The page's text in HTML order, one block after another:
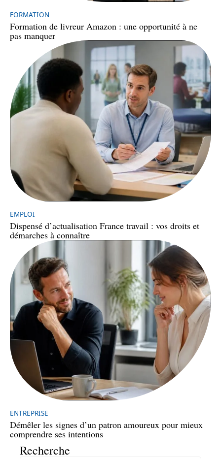
FORMATION
Formation de livreur Amazon : une opportunité à ne
pas manquer
EMPLOI
Dispensé d’actualisation France travail : vos droits et
démarches à connaître
ENTREPRISE
Démêler les signes d’un patron amoureux pour mieux
comprendre ses intentions
Recherche